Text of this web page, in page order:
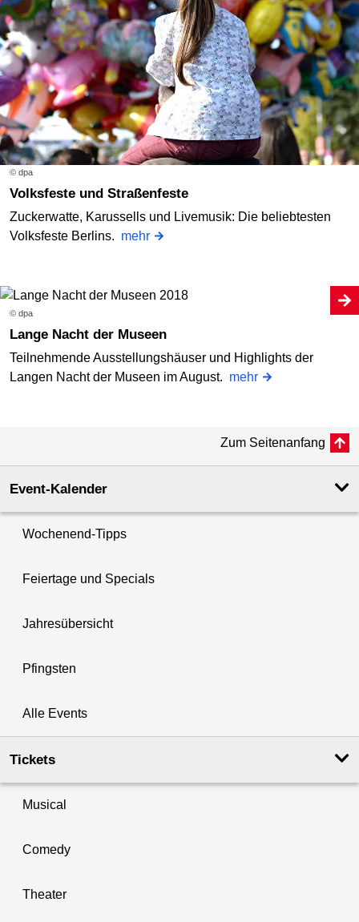
© dpa
Volksfeste und Straßenfeste
Zuckerwatte, Karussells und Livemusik: Die beliebtesten
Volksfeste Berlins. mehr
© dpa
Lange Nacht der Museen
Teilnehmende Ausstellungshäuser und Highlights der
Langen Nacht der Museen im August. mehr
Zum Seitenanfang
Event-Kalender
Wochenend-Tipps
Feiertage und Specials
Jahresübersicht
Pfingsten
Alle Events
Tickets
Musical
Comedy
Theater